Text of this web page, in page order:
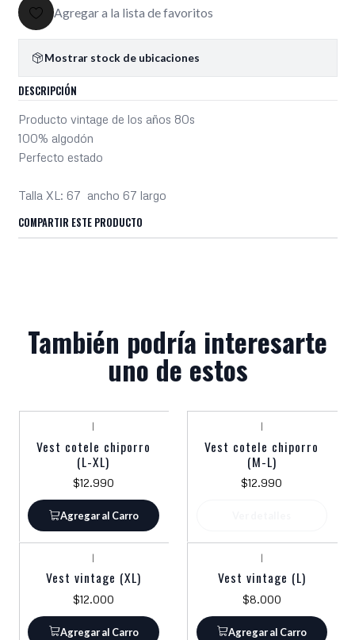
Agregar a la lista de favoritos
Mostrar stock de ubicaciones
DESCRIPCIÓN
Producto vintage de los años 80s
100% algodón
Perfecto estado
Talla XL: 67 ancho 67 largo
COMPARTIR ESTE PRODUCTO
También podría interesarte
uno de estos
|
Vest cotele chiporro
(L-XL)
$12.990
Agregar al Carro
|
Vest cotele chiporro
(M-L)
$12.990
|
Vest vintage (XL)
$12.000
Agregar al Carro
|
Vest vintage (L)
$8.000
Agregar al Carro